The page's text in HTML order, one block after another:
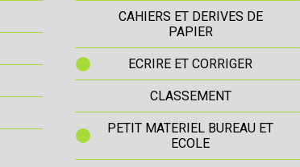
CAHIERS ET DERIVES DE
PAPIER
ECRIRE ET CORRIGER
CLASSEMENT
PETIT MATERIEL BUREAU ET
ECOLE